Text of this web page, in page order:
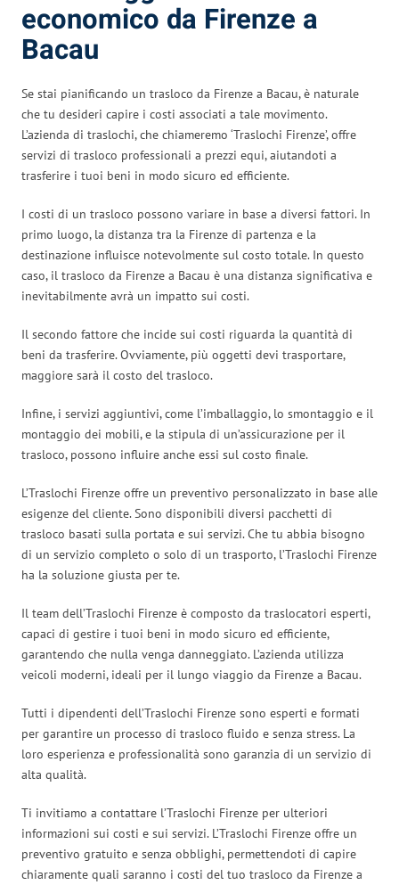
economico da Firenze a
Bacau
Se stai pianificando un trasloco da Firenze a Bacau, è naturale
che tu desideri capire i costi associati a tale movimento.
L’azienda di traslochi, che chiameremo ‘Traslochi Firenze’, offre
servizi di trasloco professionali a prezzi equi, aiutandoti a
trasferire i tuoi beni in modo sicuro ed efficiente.
I costi di un trasloco possono variare in base a diversi fattori. In
primo luogo, la distanza tra la Firenze di partenza e la
destinazione influisce notevolmente sul costo totale. In questo
caso, il trasloco da Firenze a Bacau è una distanza significativa e
inevitabilmente avrà un impatto sui costi.
Il secondo fattore che incide sui costi riguarda la quantità di
beni da trasferire. Ovviamente, più oggetti devi trasportare,
maggiore sarà il costo del trasloco.
Infine, i servizi aggiuntivi, come l’imballaggio, lo smontaggio e il
montaggio dei mobili, e la stipula di un’assicurazione per il
trasloco, possono influire anche essi sul costo finale.
L’Traslochi Firenze offre un preventivo personalizzato in base alle
esigenze del cliente. Sono disponibili diversi pacchetti di
trasloco basati sulla portata e sui servizi. Che tu abbia bisogno
di un servizio completo o solo di un trasporto, l’Traslochi Firenze
ha la soluzione giusta per te.
Il team dell’Traslochi Firenze è composto da traslocatori esperti,
capaci di gestire i tuoi beni in modo sicuro ed efficiente,
garantendo che nulla venga danneggiato. L’azienda utilizza
veicoli moderni, ideali per il lungo viaggio da Firenze a Bacau.
Tutti i dipendenti dell’Traslochi Firenze sono esperti e formati
per garantire un processo di trasloco fluido e senza stress. La
loro esperienza e professionalità sono garanzia di un servizio di
alta qualità.
Ti invitiamo a contattare l’Traslochi Firenze per ulteriori
informazioni sui costi e sui servizi. L’Traslochi Firenze offre un
preventivo gratuito e senza obblighi, permettendoti di capire
chiaramente quali saranno i costi del tuo trasloco da Firenze a